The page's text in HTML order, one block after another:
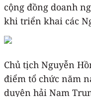
cộng đồng doanh
khi triển khai các
Chủ tịch Nguyễn
điểm tổ chức năm
duyên hải Nam